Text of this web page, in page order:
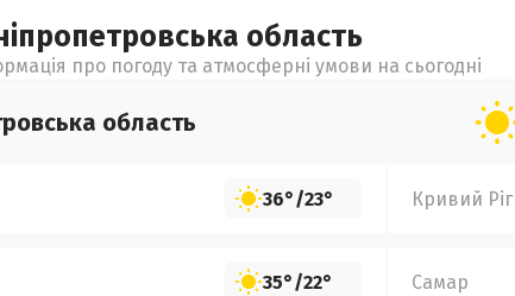
область
про погоду та атмосферні умови на сьогодні
область
36°/23° Кривий Ріг
35°/22° Самар